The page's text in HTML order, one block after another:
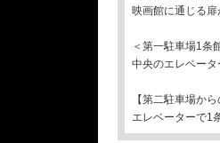
映画館に通じる扉
＜第一駐車場1条
中央のエレベータ
【第二駐車場から
エレベーターで1